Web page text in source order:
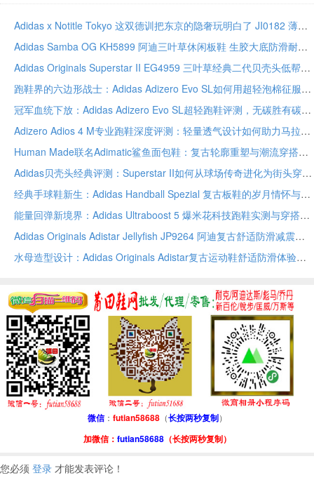
Adidas x Notitle Tokyo 这双德训把东京的隐奢玩明白了 JI0182 薄底联名质感真绝
Adidas Samba OG KH5899 阿迪三叶草休闲板鞋 生胶大底防滑耐磨复古足球鞋
Adidas Originals Superstar II EG4959 三叶草经典二代贝壳头低帮休闲板鞋
跑鞋界的六边形战士：Adidas Adizero Evo SL如何用超轻泡棉征服慢跑与竞速
冠军血统下放：Adidas Adizero Evo SL超轻跑鞋评测，无碳胜有碳的日常训练利器
Adizero Adios 4 M专业跑鞋深度评测：轻量透气设计如何助力马拉松训练与竞速表现
Human Made联名Adimatic鲨鱼面包鞋：复古轮廓重塑与潮流穿搭全解析
Adidas贝壳头经典评测：Superstar II如何从球场传奇进化为街头穿搭万用符号
经典手球鞋新生：Adidas Handball Spezial 复古板鞋的岁月情怀与穿搭
能量回弹新境界：Adidas Ultraboost 5 爆米花科技跑鞋实测与穿搭指南
Adidas Originals Adistar Jellyfish JP9264 阿迪复古舒适防滑减震运动鞋
水母造型设计：Adidas Originals Adistar复古运动鞋舒适防滑体验与尺码解析
微信： futian58688（长按两秒复制）
加微信： futian58688（长按两秒复制）
您必须 登录 才能发表评论！